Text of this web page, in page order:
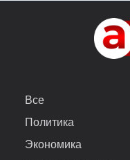
Все
Политика
Экономика